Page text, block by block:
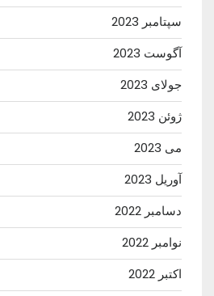
سپتامبر 2023
آگوست 2023
جولای 2023
ژوئن 2023
می 2023
آوریل 2023
دسامبر 2022
نوامبر 2022
اکتبر 2022